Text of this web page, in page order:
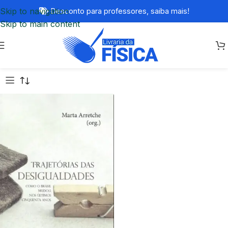
Skip to navigation
Skip to main content
Desconto para professores, saiba mais!